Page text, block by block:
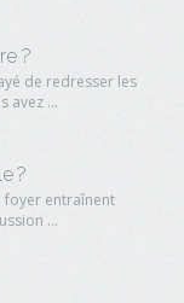
?
de redresser les
avez ...
?
foyer entraînent
...